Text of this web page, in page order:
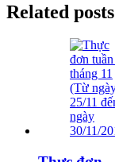
Related posts